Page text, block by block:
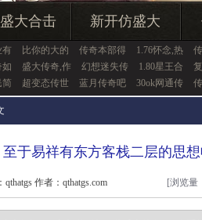
大合击 新开仿盛大
有 比你的大的 传奇本部得 1.76怀念,热
如 盛大传奇,作 幻想迷失传 1.80星王合
简 超变态传世 蓝月传奇吧 30ok网通传
至于易祥有东方客栈二层的思
作者：qthatgs.com [浏览量